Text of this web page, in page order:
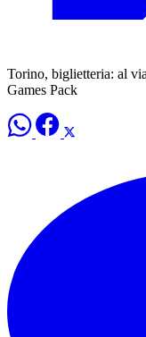
Torino, biglietteria: al
Games Pack